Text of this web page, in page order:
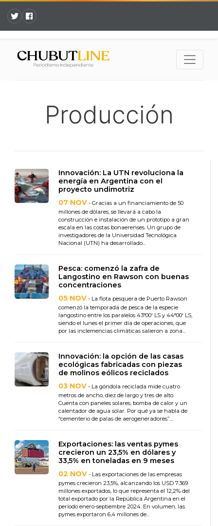
Producción
Innovación: La UTN revoluciona la
energía en Argentina con el
proyecto undimotriz
07 NOV - Gracias a un financiamiento de 50
millones de dólares, se llevará a cabo la
construcción e instalación de un prototipo a gran
escala en las costas bonaerenses. Un grupo de
investigadores de la Universidad Tecnológica
Nacional (UTN) ha desarrollado...
Pesca: comenzó la zafra de
Langostino en Rawson con buenas
concentraciones
05 NOV - La flota pesquera de Puerto Rawson
comenzó la temporada de pesca de la especie
langostino entre los paralelos 43°00′ LS y 44°00′ LS,
siendo el lunes el primer día de operaciones, que
por las inclemencias climáticas salieron a zona...
Innovación: la opción de las casas
ecológicas fabricadas con piezas
de molinos eólicos reciclados
03 NOV - La góndola reciclada mide cuatro
metros de ancho, diez de largo y tres de alto.
Cuenta con paneles solares, bomba de calor y un
calentador de agua solar. Por qué ya se habla de
“cementerio de palas de aerogeneradores”....
Exportaciones: las ventas pymes
crecieron un 23,5% en dólares y
33,5% en toneladas en 9 meses
02 NOV - Las exportaciones de las empresas
pymes crecieron 23,5%, alcanzando los USD 7.369
millones exportados, lo que representa el 12,2% del
total exportado por la República Argentina en el
período enero-septiembre 2024. En volumen, las
pymes exportaron 6,4 millones de...